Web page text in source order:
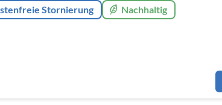
Stornierung Nachhaltig